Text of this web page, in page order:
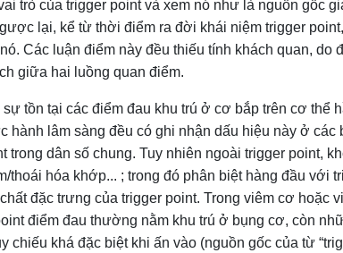
trò của trigger point và xem nó như là nguồn gốc
lại, kể từ thời điểm ra đời khái niệm trigger
Các luận điểm này đều thiếu tính khách quan,
giữa hai luồng quan điểm.
tồn tại các điểm đau khu trú ở cơ bắp trên cơ thể
hành lâm sàng đều có ghi nhận dấu hiệu này ở
trong dân số chung. Tuy nhiên ngoài trigger point,
thoái hóa khớp... ; trong đó phân biệt hàng đầu
đặc trưng của trigger point. Trong viêm cơ hoặc
điểm đau thường nằm khu trú ở bụng cơ, còn
chiếu khá đặc biệt khi ấn vào (nguồn gốc của từ